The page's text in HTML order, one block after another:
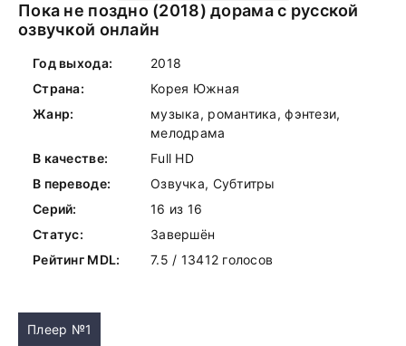
Пока не поздно (2018) дорама с русской
озвучкой онлайн
Год выхода:
2018
Страна:
Корея Южная
Жанр:
музыка, романтика, фэнтези,
мелодрама
В качестве:
Full HD
В переводе:
Озвучка, Субтитры
Серий:
16 из 16
Статус:
Завершён
Рейтинг MDL:
7.5 / 13412 голосов
Плеер №1